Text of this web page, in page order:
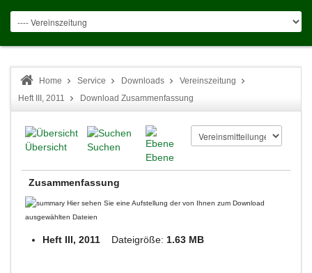
Home Service Downloads
Vereinszeitung
Heft III, 2011
Download Zusammenfassung
Übersicht
Suchen
Ebene
Zusammenfassung
Hier sehen Sie eine Aufstellung der von Ihnen zum Download
ausgewählten Dateien
Heft III, 2011 Dateigröße: 1.63 MB